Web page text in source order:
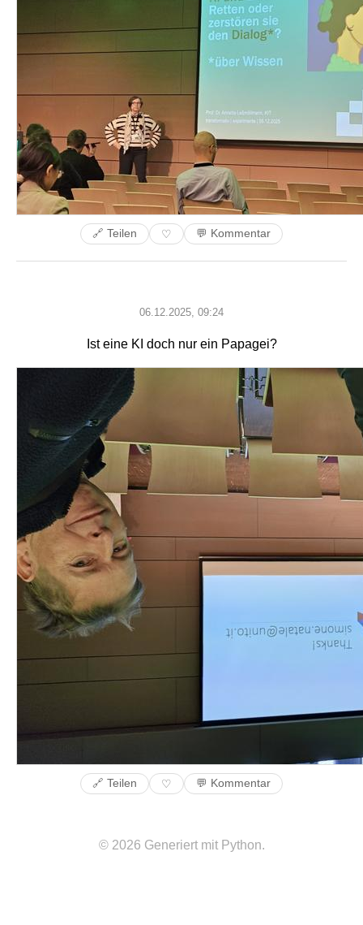
🔗 Teilen ♡ 💬 Kommentar
06.12.2025, 09:24
Ist eine KI doch nur ein Papagei?
🔗 Teilen ♡ 💬 Kommentar
© 2026 Generiert mit Python.